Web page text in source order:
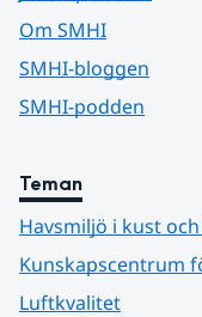
Om SMHI
SMHI-bloggen
SMHI-podden
Teman
Havsmiljö i kust
Kunskapscentrum
Luftkvalitet